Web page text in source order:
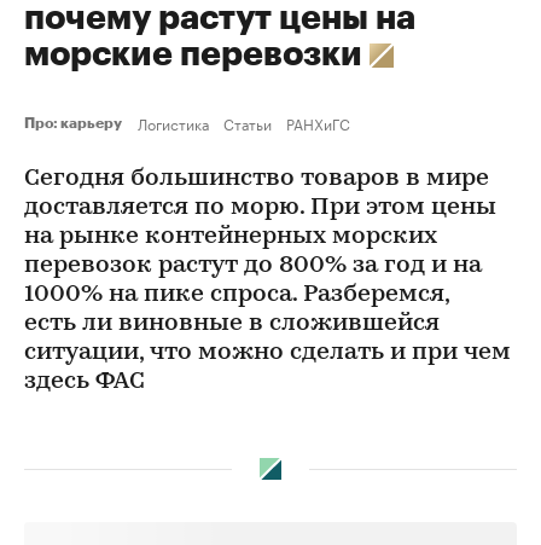
почему растут цены на
морские перевозки
Про: карьеру Логистика Статьи РАНХиГС
Сегодня большинство товаров в мире
доставляется по морю. При этом цены
на рынке контейнерных морских
перевозок растут до 800% за год и на
1000% на пике спроса. Разберемся,
есть ли виновные в сложившейся
ситуации, что можно сделать и при чем
здесь ФАС